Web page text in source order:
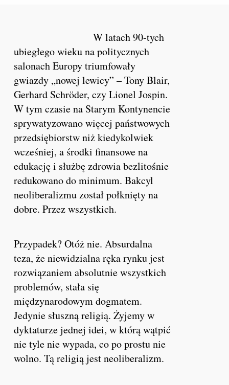
W latach 90-tych
ubiegłego wieku na politycznych
salonach Europy triumfowały
gwiazdy „nowej lewicy” – Tony Blair,
Gerhard Schröder, czy Lionel Jospin.
W tym czasie na Starym Kontynencie
sprywatyzowano więcej państwowych
przedsiębiorstw niż kiedykolwiek
wcześniej, a środki finansowe na
edukację i służbę zdrowia bezlitośnie
redukowano do minimum. Bakcyl
neoliberalizmu został połknięty na
dobre. Przez wszystkich.
Przypadek? Otóż nie. Absurdalna
teza, że niewidzialna ręka rynku jest
rozwiązaniem absolutnie wszystkich
problemów, stała się
międzynarodowym dogmatem.
Jedynie słuszną religią. Żyjemy w
dyktaturze jednej idei, w którą wątpić
nie tyle nie wypada, co po prostu nie
wolno. Tą religią jest neoliberalizm.